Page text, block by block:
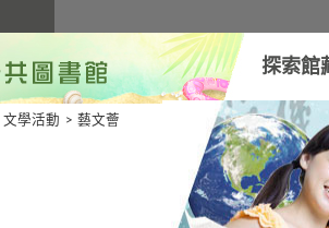
探索館
文學活動 > 藝文薈